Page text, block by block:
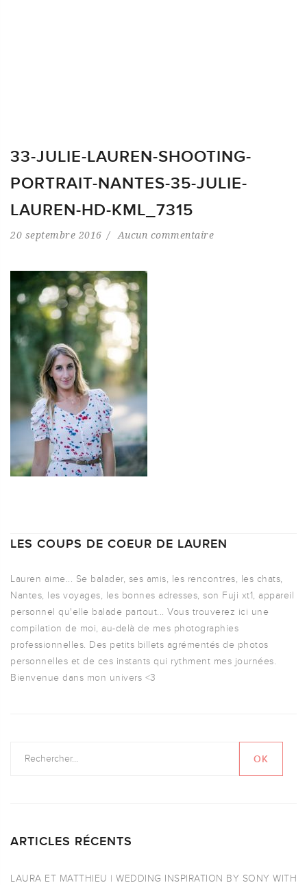
33-JULIE-LAUREN-SHOOTING-
PORTRAIT-NANTES-35-JULIE-
LAUREN-HD-KML_7315
20 septembre 2016 Aucun commentaire
LES COUPS DE COEUR DE LAUREN
Lauren aime... Se balader, ses amis, les rencontres, les chats,
Nantes, les voyages, les bonnes adresses, son Fuji xt1, appareil
personnel qu'elle balade partout... Vous trouverez ici une
compilation de moi, au-delà de mes photographies
professionnelles. Des petits billets agrémentés de photos
personnelles et de ces instants qui rythment mes journées.
Bienvenue dans mon univers <3
ARTICLES RÉCENTS
LAURA ET MATTHIEU | WEDDING INSPIRATION BY SONY WITH